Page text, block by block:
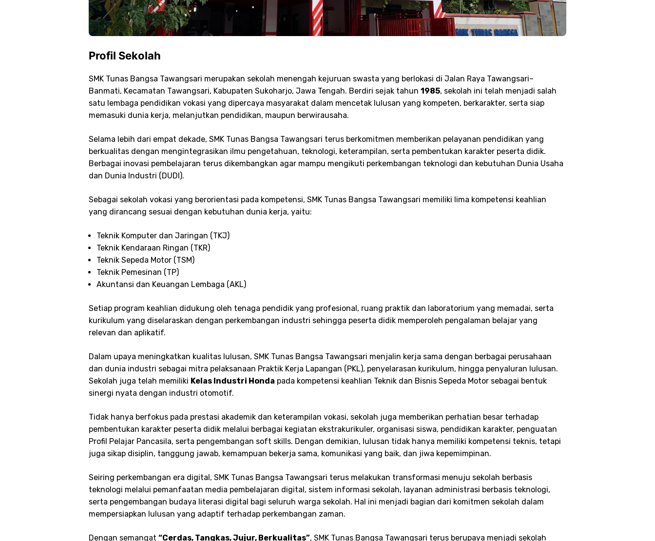
Profil Sekolah
SMK Tunas Bangsa Tawangsari merupakan sekolah menengah kejuruan swasta yang berlokasi di Jalan Raya Tawangsari–
Banmati, Kecamatan Tawangsari, Kabupaten Sukoharjo, Jawa Tengah. Berdiri sejak tahun 1985, sekolah ini telah menjadi salah
satu lembaga pendidikan vokasi yang dipercaya masyarakat dalam mencetak lulusan yang kompeten, berkarakter, serta siap
memasuki dunia kerja, melanjutkan pendidikan, maupun berwirausaha.
Selama lebih dari empat dekade, SMK Tunas Bangsa Tawangsari terus berkomitmen memberikan pelayanan pendidikan yang
berkualitas dengan mengintegrasikan ilmu pengetahuan, teknologi, keterampilan, serta pembentukan karakter peserta didik.
Berbagai inovasi pembelajaran terus dikembangkan agar mampu mengikuti perkembangan teknologi dan kebutuhan Dunia Usaha
dan Dunia Industri (DUDI).
Sebagai sekolah vokasi yang berorientasi pada kompetensi, SMK Tunas Bangsa Tawangsari memiliki lima kompetensi keahlian
yang dirancang sesuai dengan kebutuhan dunia kerja, yaitu:
Teknik Komputer dan Jaringan (TKJ)
Teknik Kendaraan Ringan (TKR)
Teknik Sepeda Motor (TSM)
Teknik Pemesinan (TP)
Akuntansi dan Keuangan Lembaga (AKL)
Setiap program keahlian didukung oleh tenaga pendidik yang profesional, ruang praktik dan laboratorium yang memadai, serta
kurikulum yang diselaraskan dengan perkembangan industri sehingga peserta didik memperoleh pengalaman belajar yang
relevan dan aplikatif.
Dalam upaya meningkatkan kualitas lulusan, SMK Tunas Bangsa Tawangsari menjalin kerja sama dengan berbagai perusahaan
dan dunia industri sebagai mitra pelaksanaan Praktik Kerja Lapangan (PKL), penyelarasan kurikulum, hingga penyaluran lulusan.
Sekolah juga telah memiliki Kelas Industri Honda pada kompetensi keahlian Teknik dan Bisnis Sepeda Motor sebagai bentuk
sinergi nyata dengan industri otomotif.
Tidak hanya berfokus pada prestasi akademik dan keterampilan vokasi, sekolah juga memberikan perhatian besar terhadap
pembentukan karakter peserta didik melalui berbagai kegiatan ekstrakurikuler, organisasi siswa, pendidikan karakter, penguatan
Profil Pelajar Pancasila, serta pengembangan soft skills. Dengan demikian, lulusan tidak hanya memiliki kompetensi teknis, tetapi
juga sikap disiplin, tanggung jawab, kemampuan bekerja sama, komunikasi yang baik, dan jiwa kepemimpinan.
Seiring perkembangan era digital, SMK Tunas Bangsa Tawangsari terus melakukan transformasi menuju sekolah berbasis
teknologi melalui pemanfaatan media pembelajaran digital, sistem informasi sekolah, layanan administrasi berbasis teknologi,
serta pengembangan budaya literasi digital bagi seluruh warga sekolah. Hal ini menjadi bagian dari komitmen sekolah dalam
mempersiapkan lulusan yang adaptif terhadap perkembangan zaman.
Dengan semangat “Cerdas, Tangkas, Jujur, Berkualitas”, SMK Tunas Bangsa Tawangsari terus berupaya menjadi sekolah